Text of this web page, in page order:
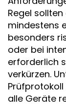
Regel
mindestens
besonders
oder bei
erforderlich
verkürzen.
alle Geräte